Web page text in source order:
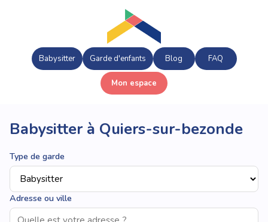
Babysitter Garde d'enfants Blog FAQ
Mon espace
Babysitter à Quiers-sur-bezonde
Type de garde
Adresse ou ville